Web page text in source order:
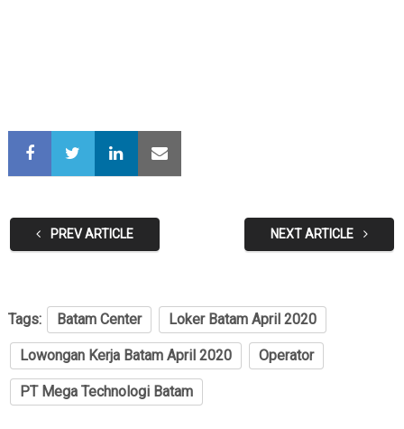
PREV ARTICLE NEXT ARTICLE
Tags: Batam Center Loker Batam April 2020
Lowongan Kerja Batam April 2020 Operator
PT Mega Technologi Batam